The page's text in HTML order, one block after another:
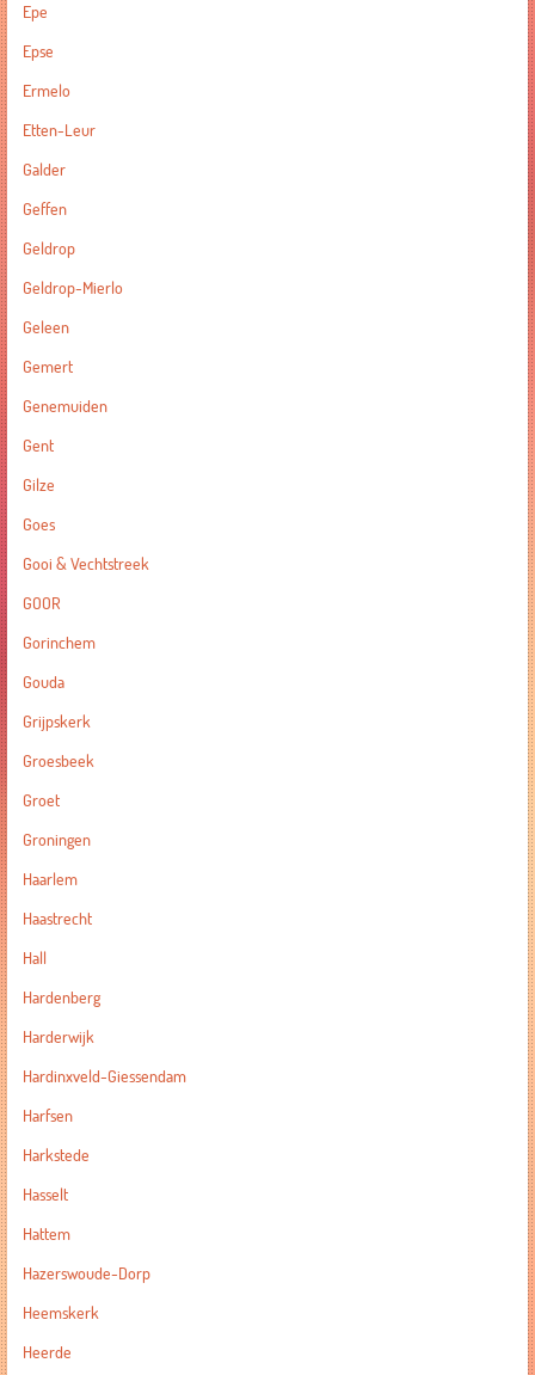
Epe
Epse
Ermelo
Etten-Leur
Galder
Geffen
Geldrop
Geldrop-Mierlo
Geleen
Gemert
Genemuiden
Gent
Gilze
Goes
Gooi & Vechtstreek
GOOR
Gorinchem
Gouda
Grijpskerk
Groesbeek
Groet
Groningen
Haarlem
Haastrecht
Hall
Hardenberg
Harderwijk
Hardinxveld-Giessendam
Harfsen
Harkstede
Hasselt
Hattem
Hazerswoude-Dorp
Heemskerk
Heerde